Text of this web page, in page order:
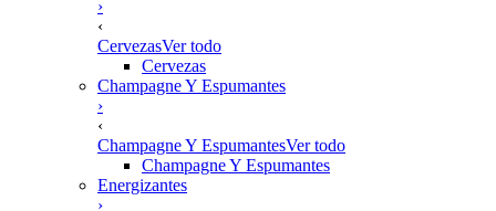
›
‹
CervezasVer todo
Cervezas
Champagne Y Espumantes
›
‹
Champagne Y EspumantesVer todo
Champagne Y Espumantes
Energizantes
›